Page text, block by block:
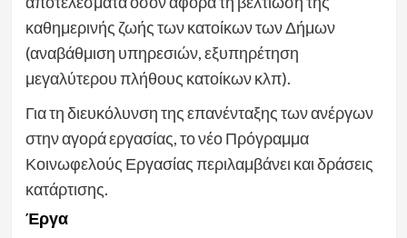
καθημερινής ζωής των κατοίκων των Δήμων
(αναβάθμιση υπηρεσιών, εξυπηρέτηση
μεγαλύτερου πλήθους κατοίκων κλπ).
Για τη διευκόλυνση της επανένταξης των ανέργων
στην αγορά εργασίας, το νέο Πρόγραμμα
Κοινωφελούς Εργασίας περιλαμβάνει και δράσεις
κατάρτισης.
Έργα